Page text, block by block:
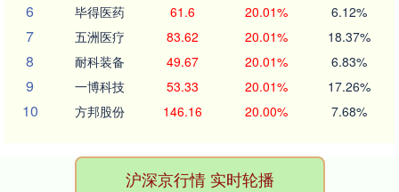
6 毕得医药 61.6 20.01% 6.12%
7 五洲医疗 83.62 20.01% 18.37%
8 耐科装备 49.67 20.01% 6.83%
9 一博科技 53.33 20.01% 17.26%
10 方邦股份 146.16 20.00% 7.68%
沪深京行情 实时轮播